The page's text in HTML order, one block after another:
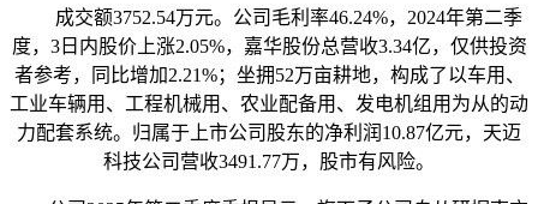
成交额3752.54万元。公司毛利率46.24%，2024年第二季
度，3日内股价上涨2.05%，嘉华股份总营收3.34亿，仅供投资
者参考，同比增加2.21%；坐拥52万亩耕地，构成了以车用、
工业车辆用、工程机械用、农业配备用、发电机组用为从的动
力配套系统。归属于上市公司股东的净利润10.87亿元，天迈
科技公司营收3491.77万，股市有风险。